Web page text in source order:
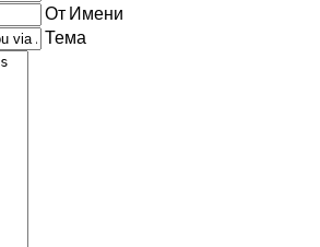
От Имени
Тема